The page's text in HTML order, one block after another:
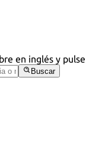
en inglés y pulse
Buscar